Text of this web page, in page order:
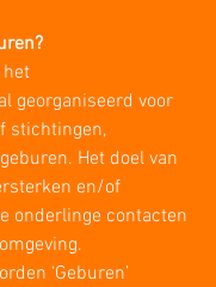
georganiseerd voor
stichtingen,
Het doel van
en/of
onderlinge contacten
‘Geburen’